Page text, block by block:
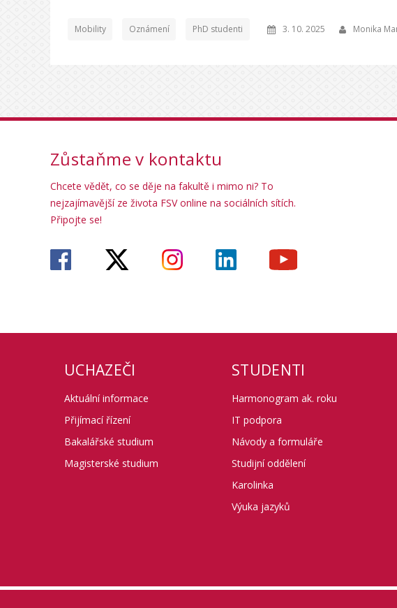
Mobility Oznámení PhD studenti 3. 10. 2025 Monika
Zůstaňme v kontaktu
Chcete vědět, co se děje na fakultě i mimo ni? To
nejzajímavější ze života FSV online na sociálních sítích.
Připojte se!
UCHAZEČI
Aktuální informace
Přijímací řízení
Bakalářské studium
Magisterské studium
STUDENTI
Harmonogram ak. roku
IT podpora
Návody a formuláře
Studijní oddělení
Karolinka
Výuka jazyků